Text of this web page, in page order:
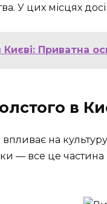
У цих місцях
Приватна
в
впливає на
— все це частина